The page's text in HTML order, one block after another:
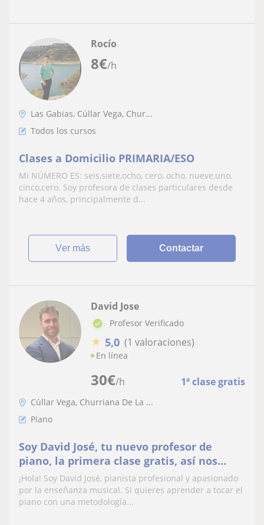
8€/h
Rocío
Las Gabias, Cúllar Vega, Chur...
Todos los cursos
Clases a Domicilio PRIMARIA/ESO
MI NÚMERO ES: seis,siete,ocho, cero, ocho, nueve,uno,
cinco,cero. Soy profesora de clases particulares desde
hace 4 años, principalmente d...
ver más Contactar
30€/h 1ª clase gratis
David Jose
Profesor Verificado
★ 5,0 (1 valoraciones)
En línea
Cúllar Vega, Churriana De La ...
Piano
Soy David José, tu nuevo profesor de
piano, la primera clase gratis, así nos
conocemos
¡Hola! Soy David José, pianista profesional y apasionado
por la enseñanza musical. Si quieres aprender a tocar el
piano con una metodología...